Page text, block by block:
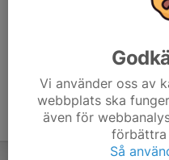
Vi använder oss av
webbplats ska
även för
förbättra
Så